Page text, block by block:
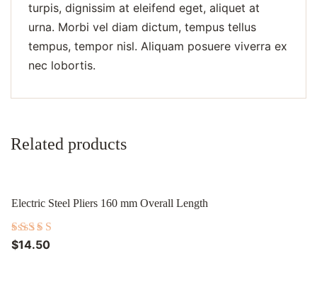
turpis, dignissim at eleifend eget, aliquet at
urna. Morbi vel diam dictum, tempus tellus
tempus, tempor nisl. Aliquam posuere viverra ex
nec lobortis.
Related products
Electric Steel Pliers 160 mm Overall Length
Rated
$14.50